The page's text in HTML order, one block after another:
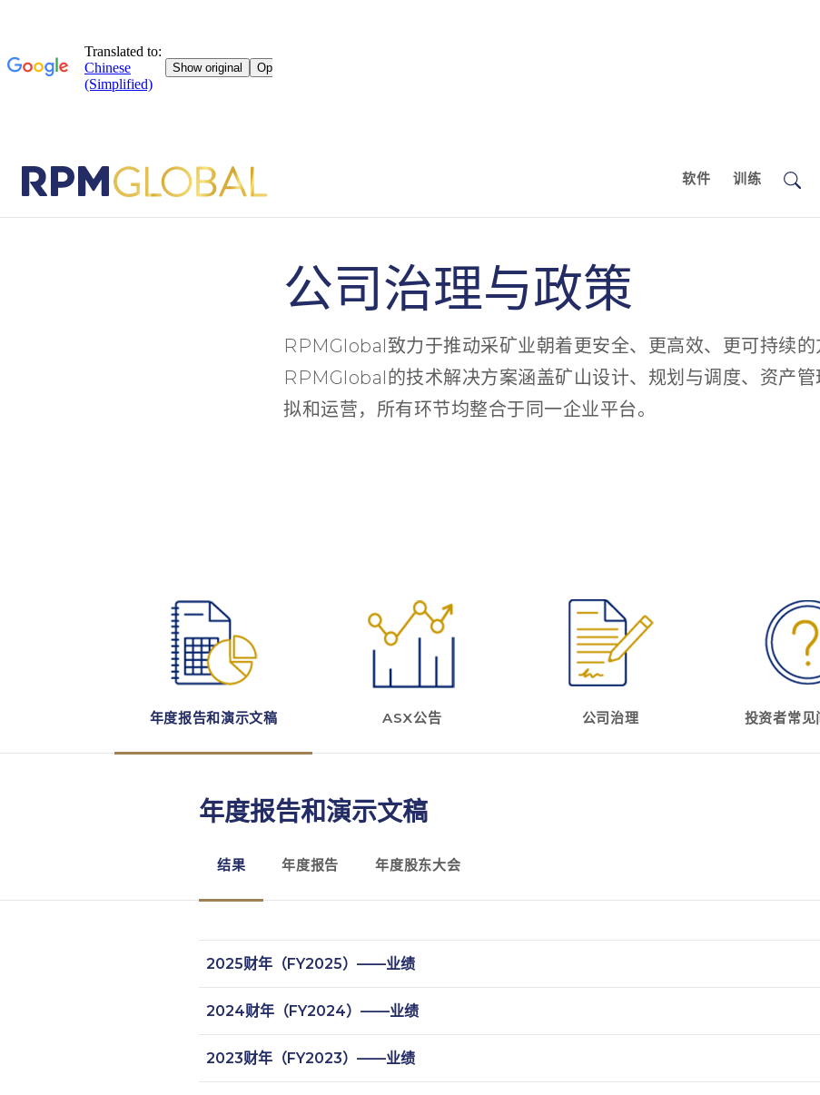
软件 训练
公司治理与政策
RPMGlobal致力于推动采矿业朝着更安全、更高效、更可持续的
RPMGlobal的技术解决方案涵盖矿山设计、规划与调度、资产管
拟和运营，所有环节均整合于同一企业平台。
年度报告和演示文稿 ASX公告 公司治理 投资者常见
年度报告和演示文稿
结果 年度报告 年度股东大会
2025财年（FY2025）——业绩
2024财年（FY2024）——业绩
2023财年（FY2023）——业绩